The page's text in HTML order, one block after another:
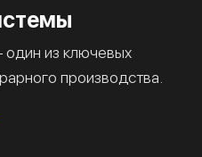
один из ключевых
производства.